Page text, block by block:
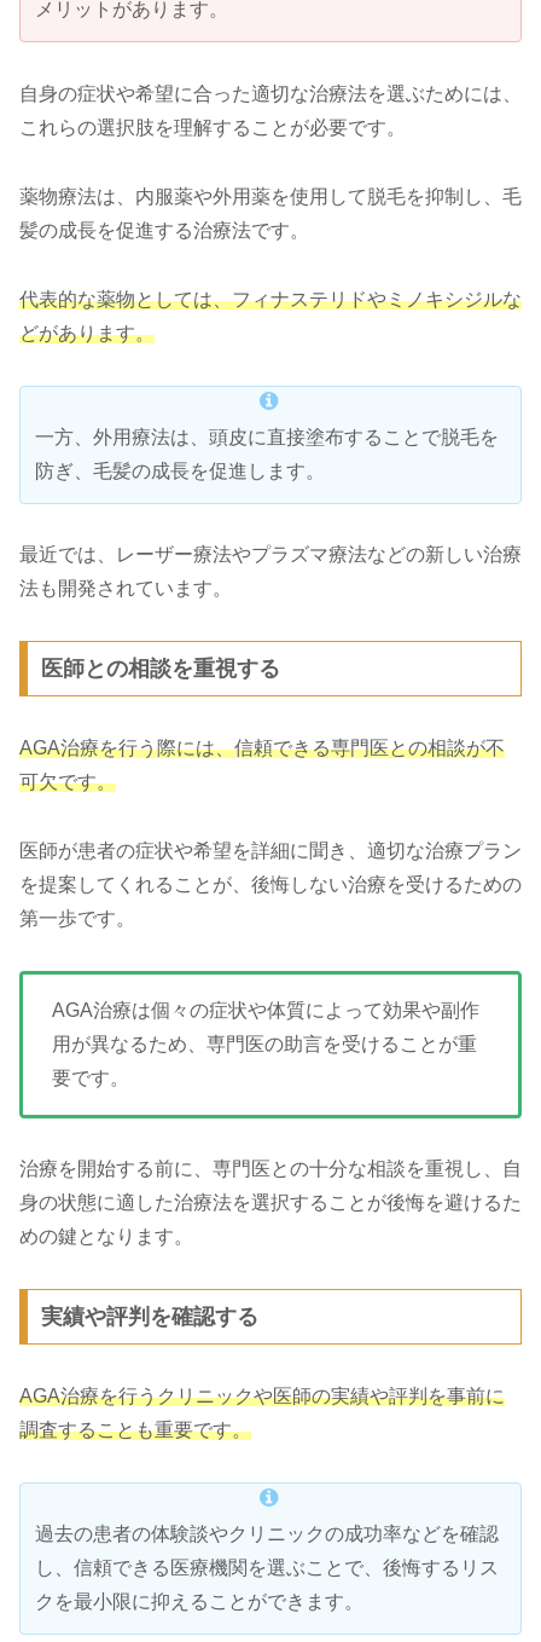
メリットがあります。
自身の症状や希望に合った適切な治療法を選ぶためには、
これらの選択肢を理解することが必要です。
薬物療法は、内服薬や外用薬を使用して脱毛を抑制し、毛
髪の成長を促進する治療法です。
代表的な薬物としては、フィナステリドやミノキシジルな
どがあります。
一方、外用療法は、頭皮に直接塗布することで脱毛を
防ぎ、毛髪の成長を促進します。
最近では、レーザー療法やプラズマ療法などの新しい治療
法も開発されています。
医師との相談を重視する
AGA治療を行う際には、信頼できる専門医との相談が不
可欠です。
医師が患者の症状や希望を詳細に聞き、適切な治療プラン
を提案してくれることが、後悔しない治療を受けるための
第一歩です。
AGA治療は個々の症状や体質によって効果や副作
用が異なるため、専門医の助言を受けることが重
要です。
治療を開始する前に、専門医との十分な相談を重視し、自
身の状態に適した治療法を選択することが後悔を避けるた
めの鍵となります。
実績や評判を確認する
AGA治療を行うクリニックや医師の実績や評判を事前に
調査することも重要です。
過去の患者の体験談やクリニックの成功率などを確認
し、信頼できる医療機関を選ぶことで、後悔するリス
クを最小限に抑えることができます。